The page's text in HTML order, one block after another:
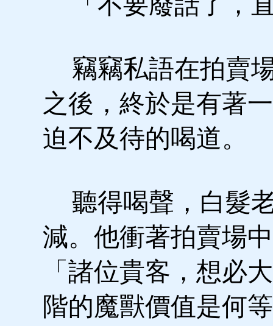
竊竊私語在拍賣
之後，終於是有著
迫不及待的喝道。
聽得喝聲，白髮
減。他衝著拍賣場
「諸位貴客，想必
階的魔獸價值是何